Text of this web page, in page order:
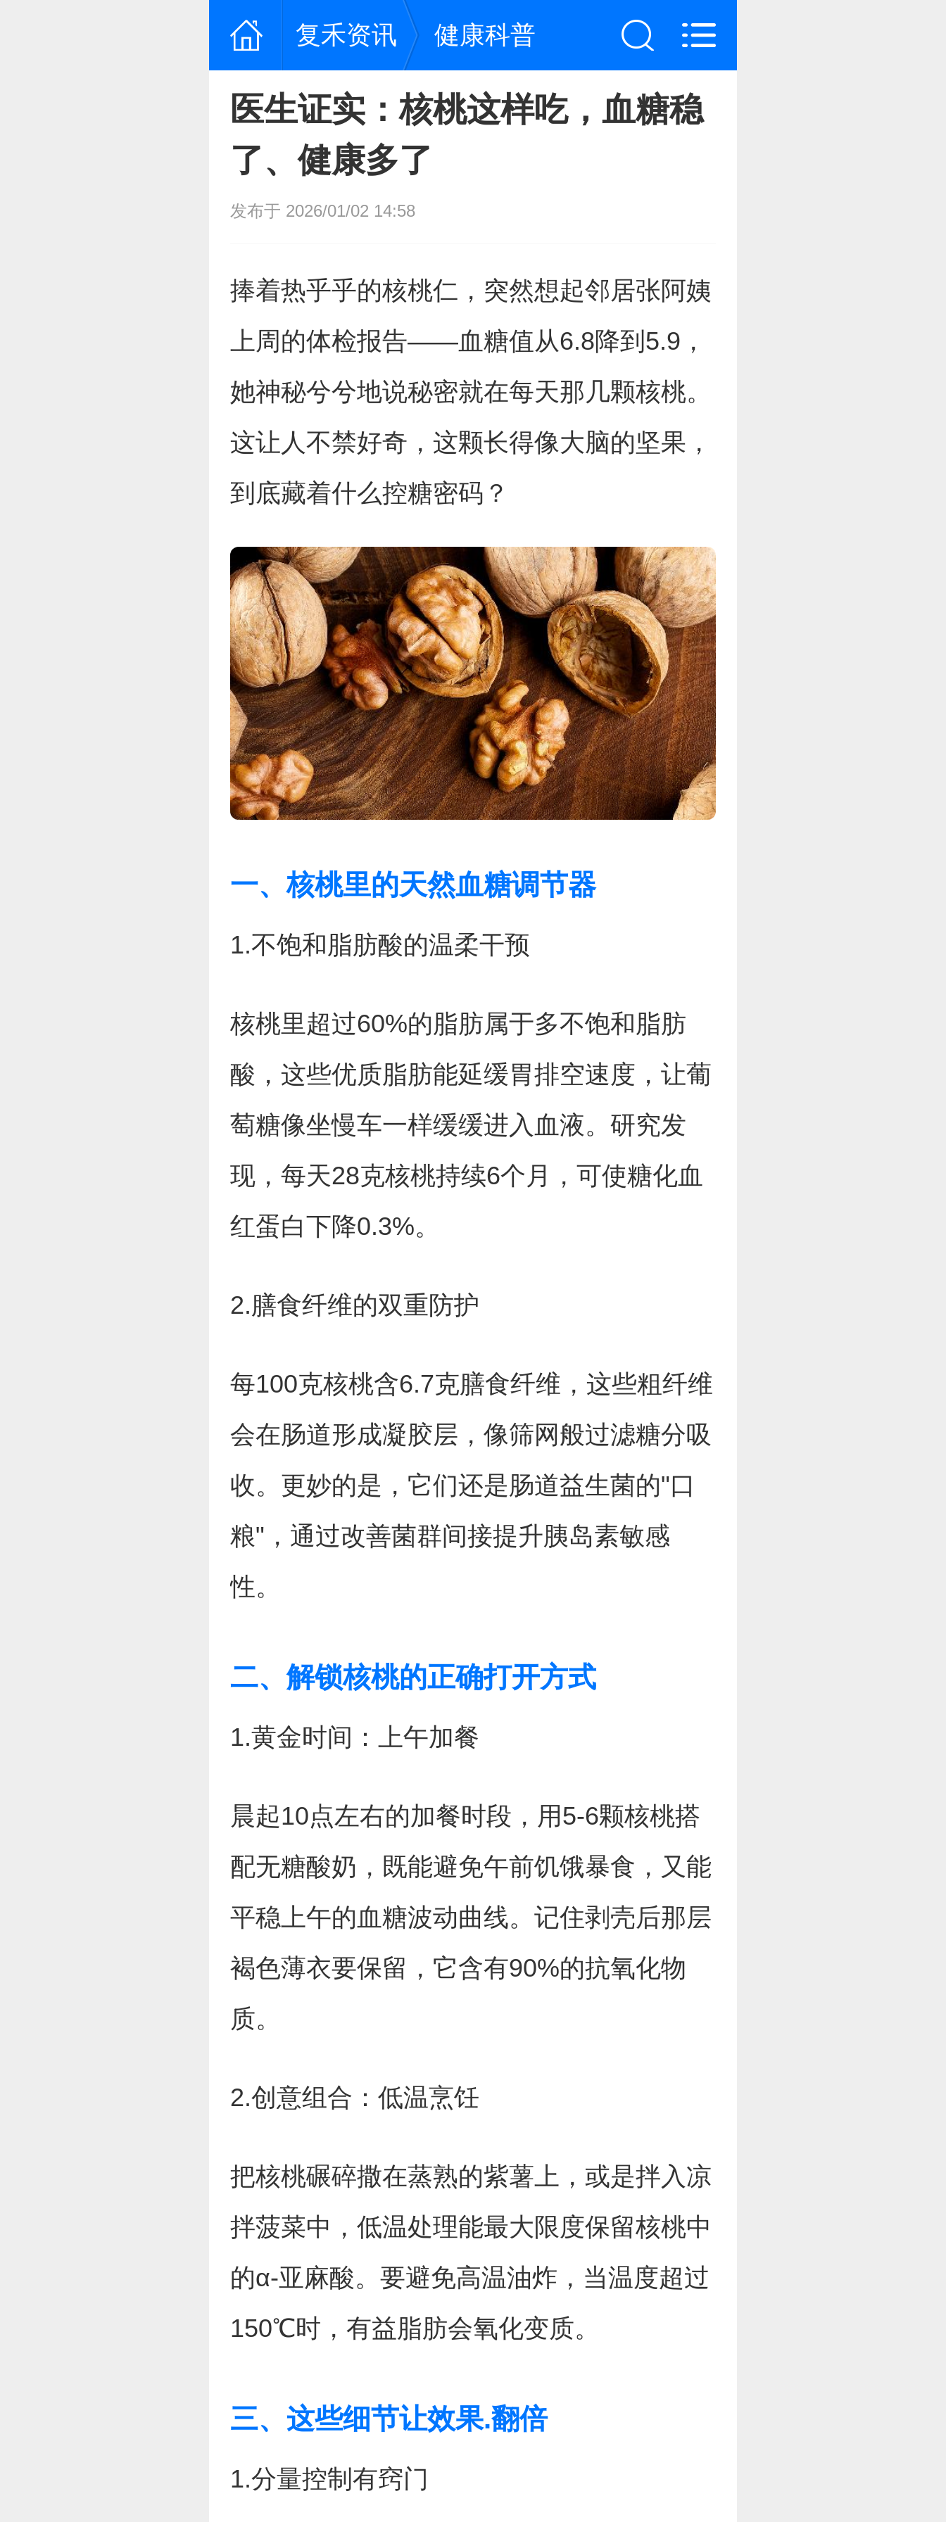
复禾资讯 健康科普
医生证实：核桃这样吃，血糖稳
了、健康多了
发布于 2026/01/02 14:58
捧着热乎乎的核桃仁，突然想起邻居张阿姨
上周的体检报告——血糖值从6.8降到5.9，
她神秘兮兮地说秘密就在每天那几颗核桃。
这让人不禁好奇，这颗长得像大脑的坚果，
到底藏着什么控糖密码？
一、核桃里的天然血糖调节器
1.不饱和脂肪酸的温柔干预
核桃里超过60%的脂肪属于多不饱和脂肪
酸，这些优质脂肪能延缓胃排空速度，让葡
萄糖像坐慢车一样缓缓进入血液。研究发
现，每天28克核桃持续6个月，可使糖化血
红蛋白下降0.3%。
2.膳食纤维的双重防护
每100克核桃含6.7克膳食纤维，这些粗纤维
会在肠道形成凝胶层，像筛网般过滤糖分吸
收。更妙的是，它们还是肠道益生菌的"口
粮"，通过改善菌群间接提升胰岛素敏感
性。
二、解锁核桃的正确打开方式
1.黄金时间：上午加餐
晨起10点左右的加餐时段，用5-6颗核桃搭
配无糖酸奶，既能避免午前饥饿暴食，又能
平稳上午的血糖波动曲线。记住剥壳后那层
褐色薄衣要保留，它含有90%的抗氧化物
质。
2.创意组合：低温烹饪
把核桃碾碎撒在蒸熟的紫薯上，或是拌入凉
拌菠菜中，低温处理能最大限度保留核桃中
的α-亚麻酸。要避免高温油炸，当温度超过
150℃时，有益脂肪会氧化变质。
三、这些细节让效果.翻倍
1.分量控制有窍门